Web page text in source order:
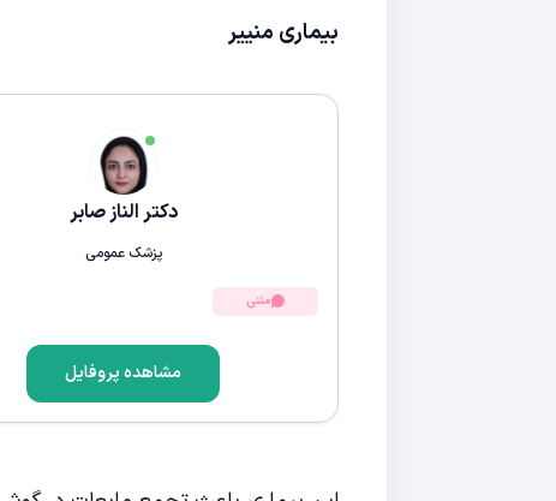
بیماری منییر
دکتر الناز صابر
پزشک عمومی
متنی
مشاهده پروفایل